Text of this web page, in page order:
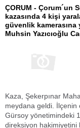
ÇORUM - Çorum´un
kazasında 4 kişi
güvenlik kamerasına
Muhsin Yazıcıoğlu
Kaza, Şekerpınar
meydana geldi.
Gürsoy yönetimindeki
direksiyon